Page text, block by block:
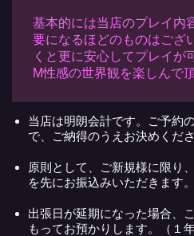
基本的には当店のプレイ内
要になるほどのものはござ
くと更に安心してプレイが
M性感の世界観を楽しんで
当店は明朗会計です。ご予約
で、ご納得のうえお決めくださ
原則として、ご新規様に限り
を先にお振込みいただきます。
出張日が延期になった場合、
もってお預かりします。（１年